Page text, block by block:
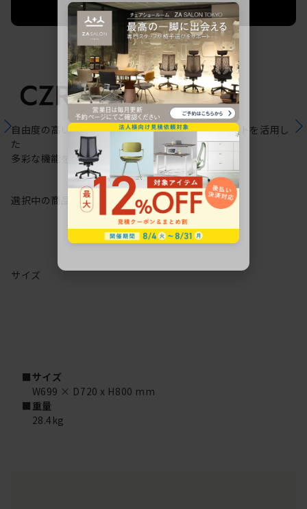
法人限定 お見積り
ご希望に応じて承ります。
自由度の高いケーブリング機能と配線ダクトスリットを活用し
た
多彩な機能を備えた次世代のスタンダードデスク
選択中の商品情報 注意事項
サイズ
■サイズ
W699 × D720 x H800 mm
■重量
28.4kg